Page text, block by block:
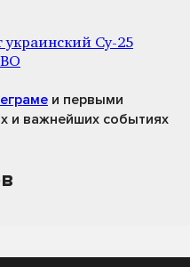
украинский Су-25
и первыми
и важнейших событиях